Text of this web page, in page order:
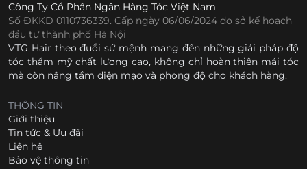
Công Ty Cổ Phần Ngân Hàng Tóc Việt Nam
Số ĐKKD 0110736339. Cấp ngày 06/06/2024 do sở kế hoạch
đầu tư thành phố Hà Nội
VTG Hair theo đuổi sứ mệnh mang đến những giải pháp độ
tóc thẩm mỹ chất lượng cao, không chỉ hoàn thiện mái tóc
mà còn nâng tầm diện mạo và phong độ cho khách hàng.
THÔNG TIN
Giới thiệu
Tin tức & Ưu đãi
Liên hệ
Bảo vệ thông tin